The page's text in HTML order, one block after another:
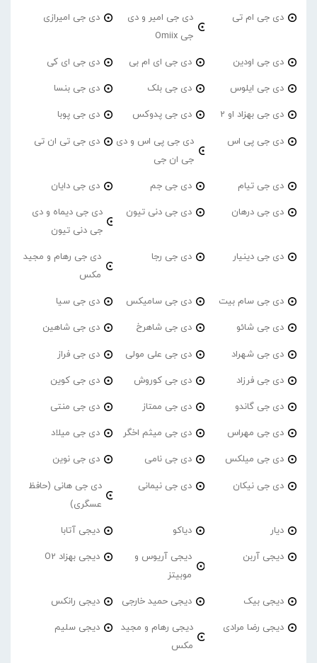
دی جی ام تی
دی جی امیر و دی
جی Omiix
دی جی امیرازی
دی جی اودین دی جی ای ام بی دی جی ای کی
دی جی ایلوس دی جی بلک دی جی بنسا
دی جی بهزاد او 2 دی جی پدوکس دی جی پوبا
دی جی پی اس
دی جی پی اس و دی
جی ان جی
دی جی تی ان تی
دی جی تیام دی جی جم دی جی دایان
دی جی درهان دی جی دنی تیون
دی جی دیماه و دی
جی دنی تیون
دی جی دینیار دی جی رجا
دی جی رهام و مجید
مکس
دی جی سام بیت دی جی سامیکس دی جی سیا
دی جی شائو دی جی شاهرخ دی جی شاهین
دی جی شهراد دی جی علی مولی دی جی فراز
دی جی فرزاد دی جی کوروش دی جی کوین
دی جی گاندو دی جی ممتاز دی جی منتی
دی جی مهراس دی جی میثم اخگر دی جی میلاد
دی جی میلکس دی جی نامی دی جی نوین
دی جی نیکان دی جی نیمانی
دی جی هانی (حافظ
عسگری)
دیار دیاکو دیجی آتابا
دیجی آربن
دیجی آریوس و
موبیتز
دیجی بهزاد O2
دیجی بیک دیجی حمید خارجی دیجی رانکس
دیجی رضا مرادی
دیجی رهام و مجید
مکس
دیجی سلیم